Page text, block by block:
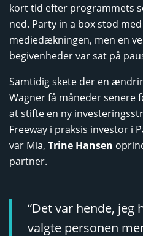
kort tid efter programmets
ned. Party in a box stod
mediedækningen, men en
begivenheder var sat på
Samtidig skete der en
Wagner få måneder senere
at stifte en ny
Freeway i praksis investor i
var Mia, Trine Hansen
partner.
“Det var hende, jeg
valgte personen